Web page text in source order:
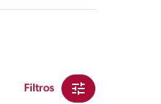
Filtros